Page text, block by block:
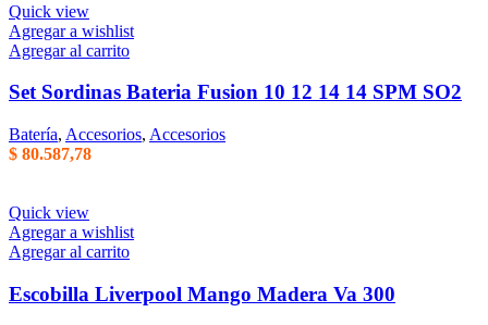
Quick view
Agregar a wishlist
Agregar al carrito
Set Sordinas Bateria Fusion 10 12 14 14 SPM SO2
Batería, Accesorios, Accesorios
$ 80.587,78
Quick view
Agregar a wishlist
Agregar al carrito
Escobilla Liverpool Mango Madera Va 300